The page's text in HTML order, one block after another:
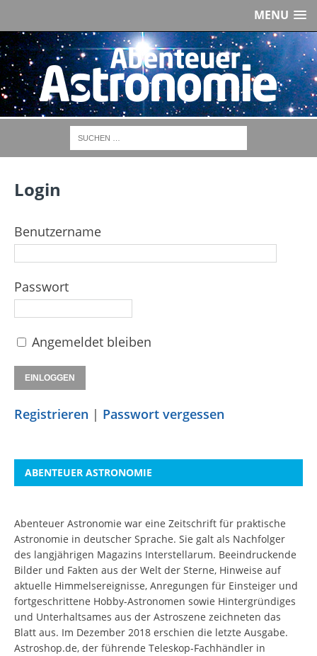
MENU
Login
Benutzername
Passwort
Angemeldet bleiben
Registrieren | Passwort vergessen
ABENTEUER ASTRONOMIE
Abenteuer Astronomie war eine Zeitschrift für praktische
Astronomie in deutscher Sprache. Sie galt als Nachfolger
des langjährigen Magazins Interstellarum. Beeindruckende
Bilder und Fakten aus der Welt der Sterne, Hinweise auf
aktuelle Himmelsereignisse, Anregungen für Einsteiger und
fortgeschrittene Hobby-Astronomen sowie Hintergründiges
und Unterhaltsames aus der Astroszene zeichneten das
Blatt aus. Im Dezember 2018 erschien die letzte Ausgabe.
Astroshop.de, der führende Teleskop-Fachhändler in